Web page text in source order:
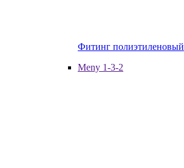
Фитинг полиэтиленовый
Meny 1-3-2